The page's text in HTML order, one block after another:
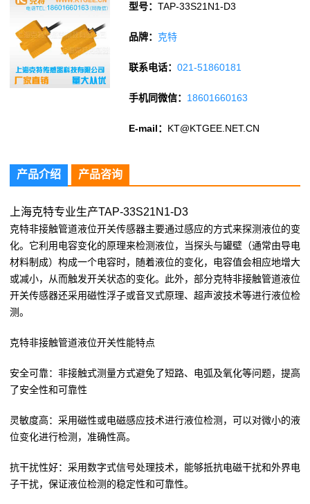
型号：TAP-33S21N1-D3
品牌： 克特
联系电话：021-51860181
手机同微信： 18601660163
E-mail： KT@KTGEE.NET.CN
产品介绍 产品咨询
上海克特专业生产TAP-33S21N1-D3
克特非接触管道液位开关传感器主要通过感应的方式来探测液位的变
化。它利用电容变化的原理来检测液位，当探头与罐壁（通常由导电
材料制成）构成一个电容时，随着液位的变化，电容值会相应地增大
或减小，从而触发开关状态的变化。此外，部分克特非接触管道液位
开关传感器还采用磁性浮子或音叉式原理、超声波技术等进行液位检
测。
克特非接触管道液位开关性能特点
安全可靠：非接触式测量方式避免了短路、电弧及氧化等问题，提高
了安全性和可靠性
灵敏度高：采用磁性或电磁感应技术进行液位检测，可以对微小的液
位变化进行检测，准确性高。
抗干扰性好：采用数字式信号处理技术，能够抵抗电磁干扰和外界电
子干扰，保证液位检测的稳定性和可靠性。